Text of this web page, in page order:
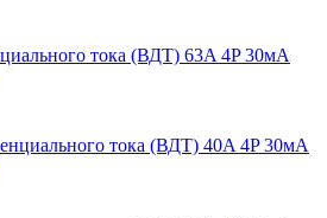
тока (ВДТ) 63A 4P 30мА